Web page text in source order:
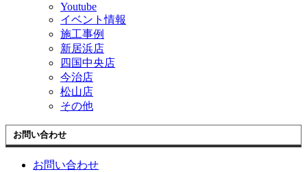
Youtube
イベント情報
施工事例
新居浜店
四国中央店
今治店
松山店
その他
お問い合わせ
お問い合わせ